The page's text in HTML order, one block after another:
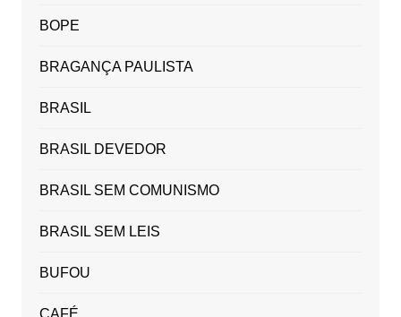
BOPE
BRAGANÇA PAULISTA
BRASIL
BRASIL DEVEDOR
BRASIL SEM COMUNISMO
BRASIL SEM LEIS
BUFOU
CAFÉ